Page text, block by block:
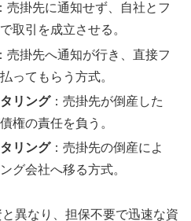
売掛先に通知せず、自社とフ
取引を成立させる。
売掛先へ通知が行き、直接フ
ってもらう方式。
リング：売掛先が倒産した
権の責任を負う。
リング：売掛先の倒産によ
グ会社へ移る方式。
異なり、担保不要で迅速な資